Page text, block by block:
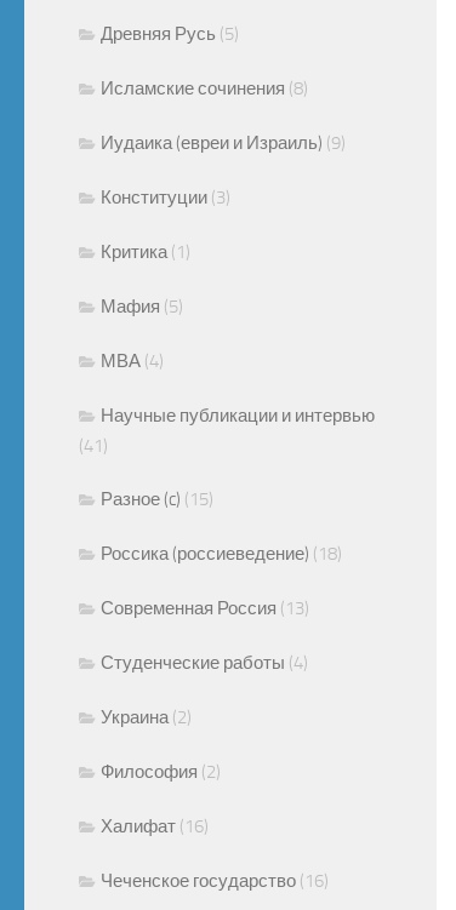
Древняя Русь (5)
Исламские сочинения (8)
Иудаика (евреи и Израиль) (9)
Конституции (3)
Критика (1)
Мафия (5)
МВА (4)
Научные публикации и интервью
(41)
Разное (c) (15)
Россика (россиеведение) (18)
Современная Россия (13)
Студенческие работы (4)
Украина (2)
Философия (2)
Халифат (16)
Чеченское государство (16)